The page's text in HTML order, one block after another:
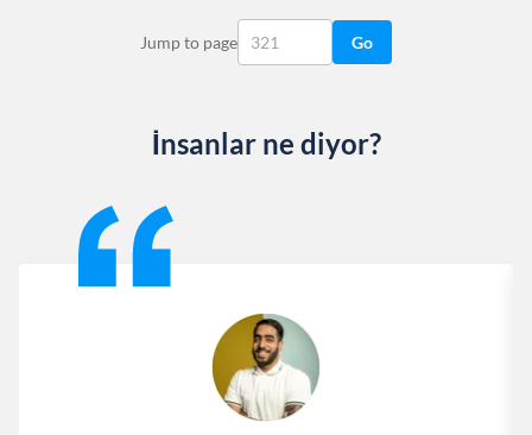
Jump to page Go
İnsanlar ne diyor?